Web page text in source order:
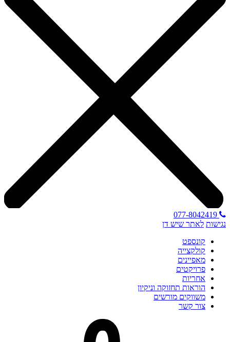
077-8042419
נגישות לאתר שיש דן
קונספט
קולקצייה
מאפיינים
פרויקטים
אחריות
הוראות תחזוקה וניקיון
משווקים מורשים
צור קשר